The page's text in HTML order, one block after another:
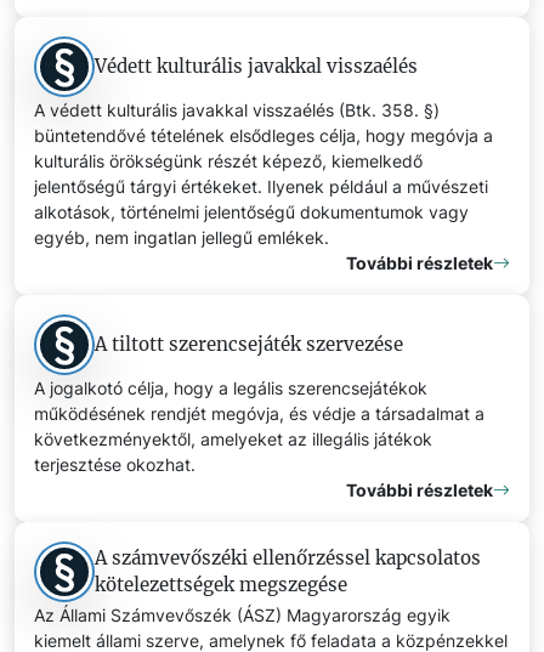
Védett kulturális javakkal visszaélés
A védett kulturális javakkal visszaélés (Btk. 358. §)
büntetendővé tételének elsődleges célja, hogy megóvja a
kulturális örökségünk részét képező, kiemelkedő
jelentőségű tárgyi értékeket. Ilyenek például a művészeti
alkotások, történelmi jelentőségű dokumentumok vagy
egyéb, nem ingatlan jellegű emlékek.
További részletek
A tiltott szerencsejáték szervezése
A jogalkotó célja, hogy a legális szerencsejátékok
működésének rendjét megóvja, és védje a társadalmat a
következményektől, amelyeket az illegális játékok
terjesztése okozhat.
További részletek
A számvevőszéki ellenőrzéssel kapcsolatos
kötelezettségek megszegése
Az Állami Számvevőszék (ÁSZ) Magyarország egyik
kiemelt állami szerve, amelynek fő feladata a közpénzekkel